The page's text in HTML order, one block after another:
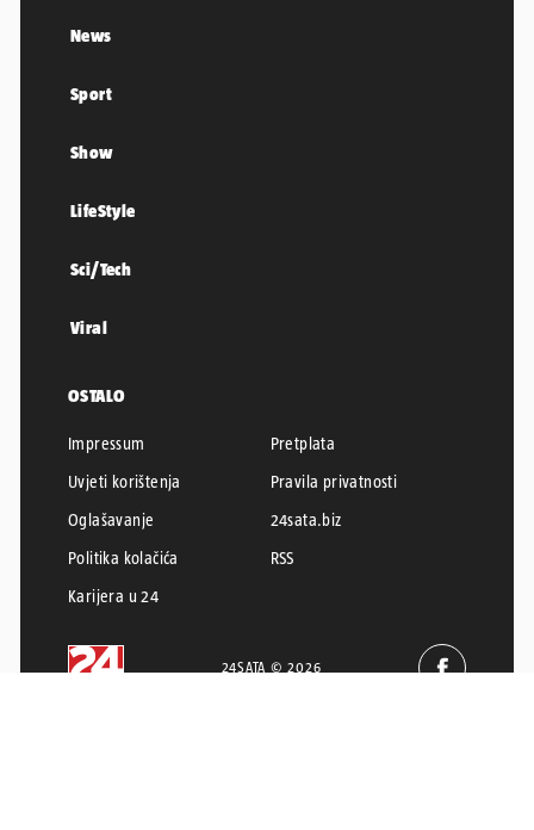
News
Sport
Show
LifeStyle
Sci/Tech
Viral
OSTALO
Impressum
Pretplata
Uvjeti korištenja
Pravila privatnosti
Oglašavanje
24sata.biz
Politika kolačića
RSS
Karijera u 24
24SATA © 2026